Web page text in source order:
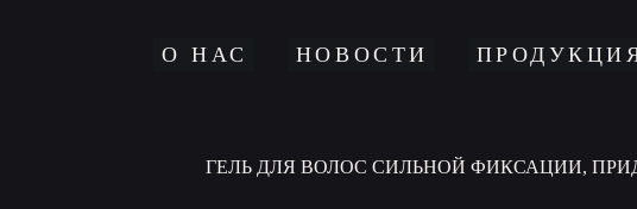
О НАС НОВОСТИ
ГЕЛЬ ДЛЯ ВОЛОС СИЛЬНОЙ ФИКСАЦИИ,